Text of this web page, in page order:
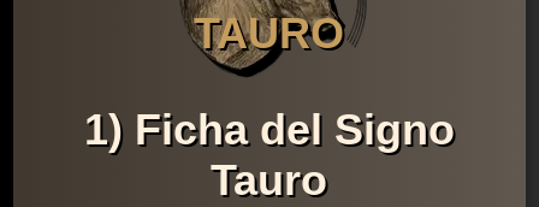
TAURO
1) Ficha del Signo
Tauro